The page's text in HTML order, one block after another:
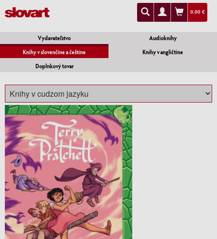
0.00 €
Vydavateľstvo
Audioknihy
Knihy v slovenčine a češtine
Knihy v angličtine
Doplnkový tovar